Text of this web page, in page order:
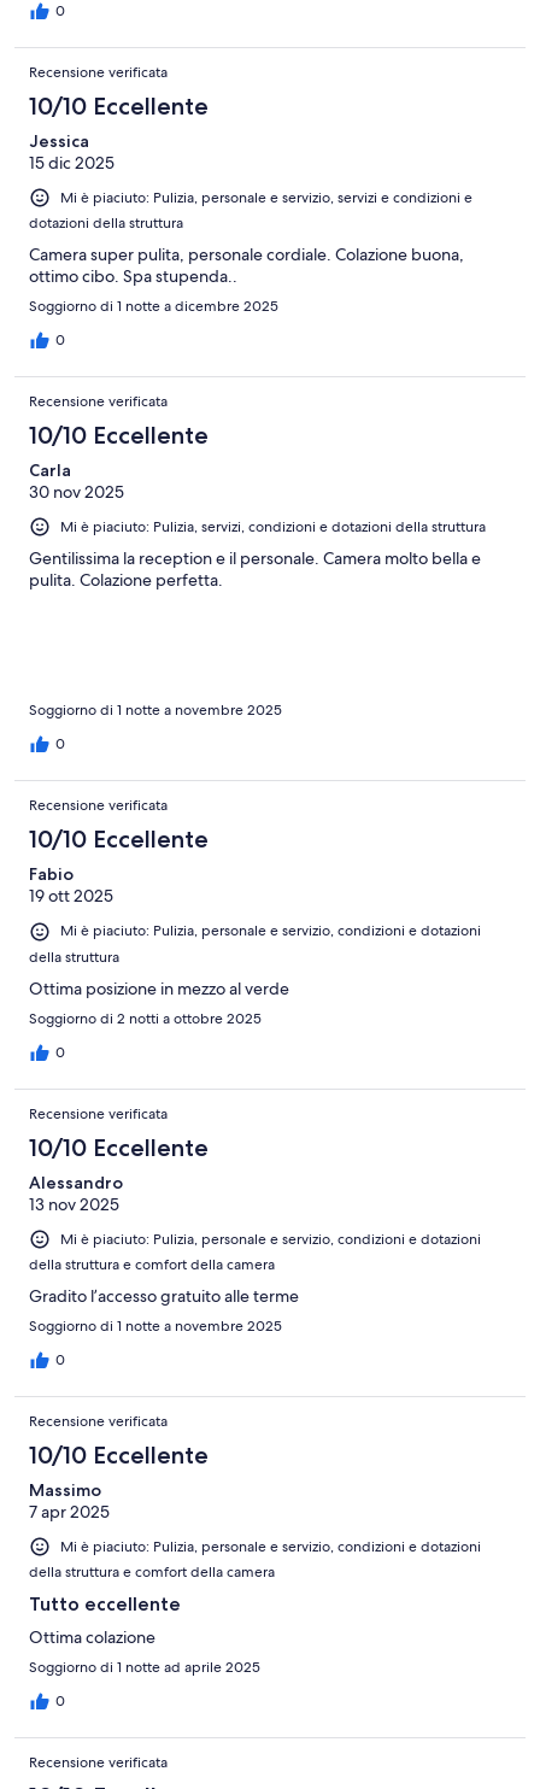
0
Recensione verificata
10/10 Eccellente
Jessica
15 dic 2025
Mi è piaciuto: Pulizia, personale e servizio, servizi e condizioni e
dotazioni della struttura
Camera super pulita, personale cordiale. Colazione buona,
ottimo cibo. Spa stupenda..
Soggiorno di 1 notte a dicembre 2025
0
Recensione verificata
10/10 Eccellente
Carla
30 nov 2025
Mi è piaciuto: Pulizia, servizi, condizioni e dotazioni della struttura
Gentilissima la reception e il personale. Camera molto bella e
pulita. Colazione perfetta.
Soggiorno di 1 notte a novembre 2025
0
Recensione verificata
10/10 Eccellente
Fabio
19 ott 2025
Mi è piaciuto: Pulizia, personale e servizio, condizioni e dotazioni
della struttura
Ottima posizione in mezzo al verde
Soggiorno di 2 notti a ottobre 2025
0
Recensione verificata
10/10 Eccellente
Alessandro
13 nov 2025
Mi è piaciuto: Pulizia, personale e servizio, condizioni e dotazioni
della struttura e comfort della camera
Gradito l’accesso gratuito alle terme
Soggiorno di 1 notte a novembre 2025
0
Recensione verificata
10/10 Eccellente
Massimo
7 apr 2025
Mi è piaciuto: Pulizia, personale e servizio, condizioni e dotazioni
della struttura e comfort della camera
Tutto eccellente
Ottima colazione
Soggiorno di 1 notte ad aprile 2025
0
Recensione verificata